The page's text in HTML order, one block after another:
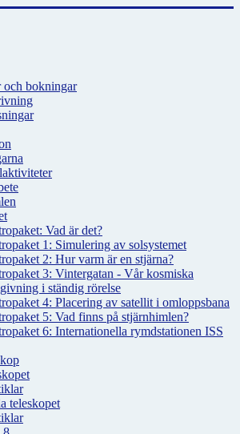
och bokningar
Vad är det?
1: Simulering av solsystemet
2: Hur varm är en stjärna?
3: Vintergatan - Vår kosmiska
i ständig rörelse
4: Placering av satellit i omloppsbana
5: Vad finns på stjärnhimlen?
6: Internationella rymdstationen ISS
teleskopet